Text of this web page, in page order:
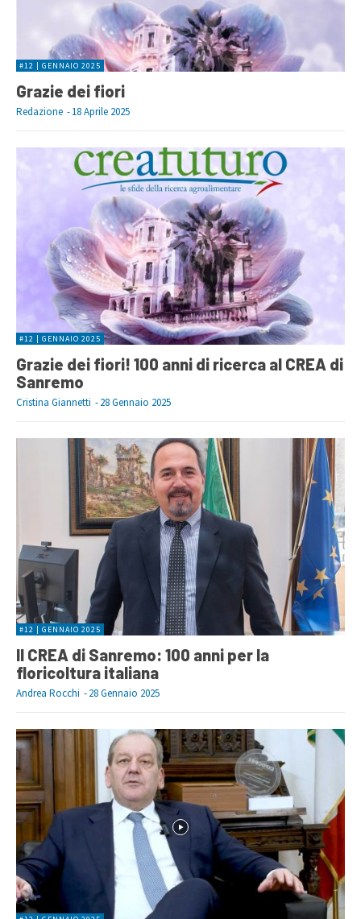
#12 | GENNAIO 2025
Grazie dei fiori
Redazione -18 Aprile 2025
#12 | GENNAIO 2025
Grazie dei fiori! 100 anni di ricerca al CREA di
Sanremo
Cristina Giannetti -28 Gennaio 2025
#12 | GENNAIO 2025
Il CREA di Sanremo: 100 anni per la
floricoltura italiana
Andrea Rocchi -28 Gennaio 2025